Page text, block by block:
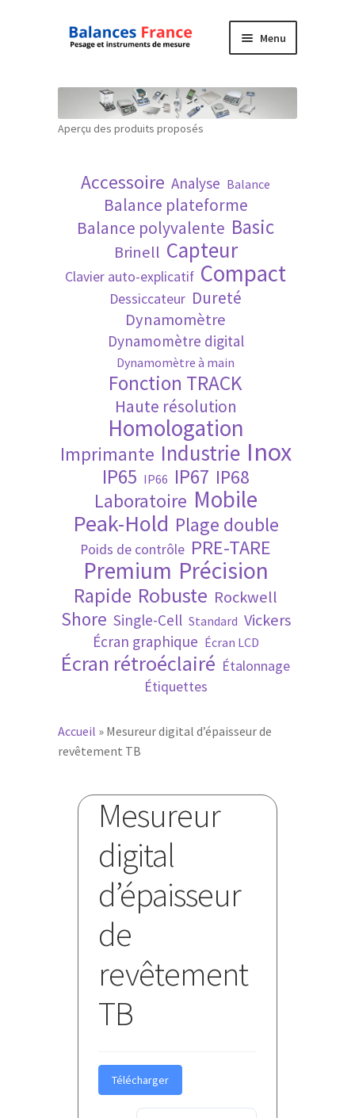
Aller
navigation
Aller
Menu
Mon compte
Politique de confidentialité
Politique en matière de remboursements et
Recherche avancée
Technique
Validation de la commande
Aperçu des produits proposés
Accessoire Analyse Balance
Balance plateforme
Balance polyvalente Basic
Brinell Capteur
Clavier auto-explicatif Compact
Dessiccateur Dureté
Dynamomètre
Dynamomètre digital
Dynamomètre à main
Fonction TRACK
Haute résolution
Homologation
Imprimante Industrie Inox
IP65 IP66 IP67 IP68
Laboratoire Mobile
Peak-Hold Plage double
Poids de contrôle PRE-TARE
Premium Précision
Rapide Robuste Rockwell
Shore Single-Cell Standard Vickers
Écran graphique Écran LCD
Écran rétroéclairé Étalonnage
Étiquettes
Accueil » Mesureur digital d’épaisseur de
revêtement TB
Mesureur
digital
d’épaisseur
de
revêtement
TB
Télécharger